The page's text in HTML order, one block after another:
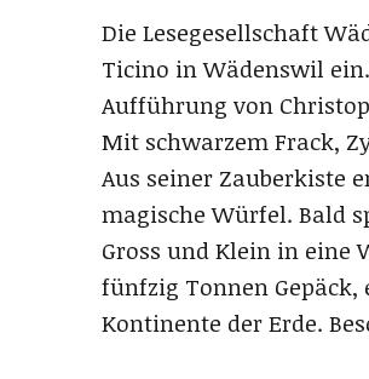
Die Lesegesellschaft
Ticino in Wädenswil
Aufführung von
Mit schwarzem Frack,
Aus seiner Zauberkiste
magische Würfel. Bald
Gross und Klein in eine
fünfzig Tonnen
Kontinente der Erde.